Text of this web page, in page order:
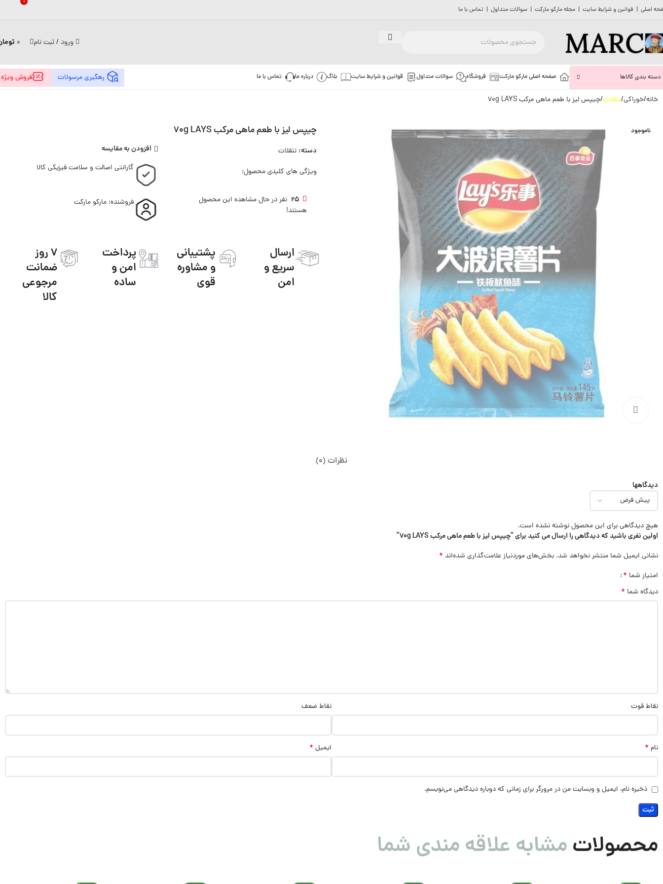
اصلی | قوانین و شرایط سایت | مجله مارکو مارکت | سوالات متداول | تماس با ما
ورود / ثبت نام 0
دسته بندی کالاها صفحه اصلی مارکو مارکت فروشگاه سوالات متداول قوانین و شرایط سایت بلاگ درباره ما تماس با ما رهگیری مرسولات فروش ویژه
خانه خوراکی تنقلات چیپس لیز با طعم ماهی مرکب 70g LAYS
ناموجود
بزرگنمایی تصویر
چیپس لیز با طعم ماهی مرکب 70g LAYS
دسته: تنقلات
ویژگی های کلیدی محصول:
25 نفر در حال مشاهده این محصول
هستند!
افزودن به مقایسه
گارانتی اصالت و سلامت فیزیکی کالا
فروشنده: مارکو مارکت
ارسال
سریع و
امن
پشتیبانی
و مشاوره
قوی
پرداخت
امن و
ساده
7 روز
ضمانت
مرجوعی
کالا
نظرات (0)
دیدگاهها
هیچ دیدگاهی برای این محصول نوشته نشده است.
اولین نفری باشید که دیدگاهی را ارسال می کنید برای “چیپس لیز با طعم ماهی مرکب 70g LAYS”
نشانی ایمیل شما منتشر نخواهد شد. بخش‌های موردنیاز علامت‌گذاری شده‌اند *
امتیاز شما *
دیدگاه شما *
نقاط قوت نقاط ضعف
نام * ایمیل *
ذخیره نام، ایمیل و وبسایت من در مرورگر برای زمانی که دوباره دیدگاهی می‌نویسم.
محصولاتمشابه علاقه مندی شما